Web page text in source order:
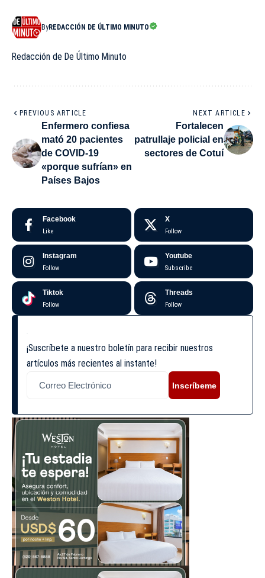
ByREDACCIÓN DE ÚLTIMO MINUTO
Redacción de De Último Minuto
PREVIOUS ARTICLE
Enfermero confiesa
mató 20 pacientes
de COVID-19
«porque sufrían» en
Países Bajos
NEXT ARTICLE
Fortalecen
patrullaje policial en
sectores de Cotuí
Facebook
Like
X
Follow
Instagram
Follow
Youtube
Subscribe
Tiktok
Follow
Threads
Follow
¡Suscríbete a nuestro boletín para recibir nuestros
artículos más recientes al instante!
Inscríbeme